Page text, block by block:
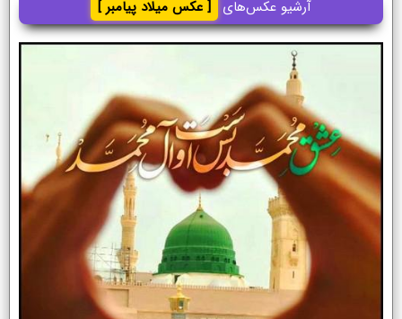
آرشیو عکس‌های [ عکس میلاد پیامبر ]